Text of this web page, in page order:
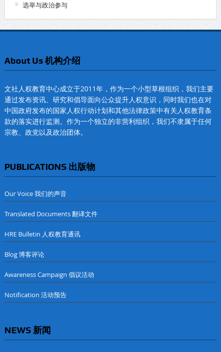
选举与政治参与
About Us 机构介绍
文社人权教育中心成立于2011年，作为一个小型草根组织，我们主要
通过发布资讯、研究和倡导面向公众提升人权意识，同时我们也在对
中国政府发布的国家人权行动计划和其他法律政策中有关人权教育条
款的落实进行监测。作为一个独立的非营利组织，我们不隶属于任何
宗教、政党以及政治团体。
PUBLICATIONS 出版物
Our Voice 我们的声音
Translated Documents 翻译文件
HRE Bulletin 人权教育通讯
Blog 博客评论
Awareness Campaign 倡议活动
Notification 活动预告
NEWS 新闻